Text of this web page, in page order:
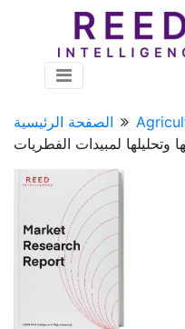
الصفحة الرئيسية